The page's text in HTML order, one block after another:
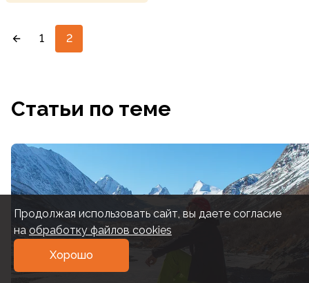
1 2
Статьи по теме
Продолжая использовать сайт, вы даете согласие
на обработку файлов cookies
Хорошо